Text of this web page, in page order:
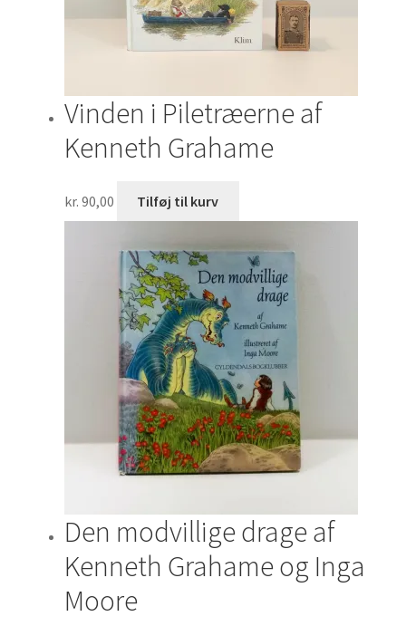
Vinden i Piletræerne af
Kenneth Grahame
kr. 90,00 Tilføj til kurv
Den modvillige drage af
Kenneth Grahame og Inga
Moore